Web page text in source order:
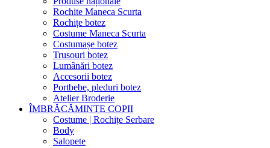
Rochite Maneca Scurta
Rochițe botez
Costume Maneca Scurta
Costumașe botez
Trusouri botez
Lumânări botez
Accesorii botez
Portbebe, pleduri botez
Atelier Broderie
ÎMBRĂCĂMINTE COPII
Costume | Rochițe Serbare
Body
Salopete